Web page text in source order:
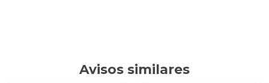
Avisos similares